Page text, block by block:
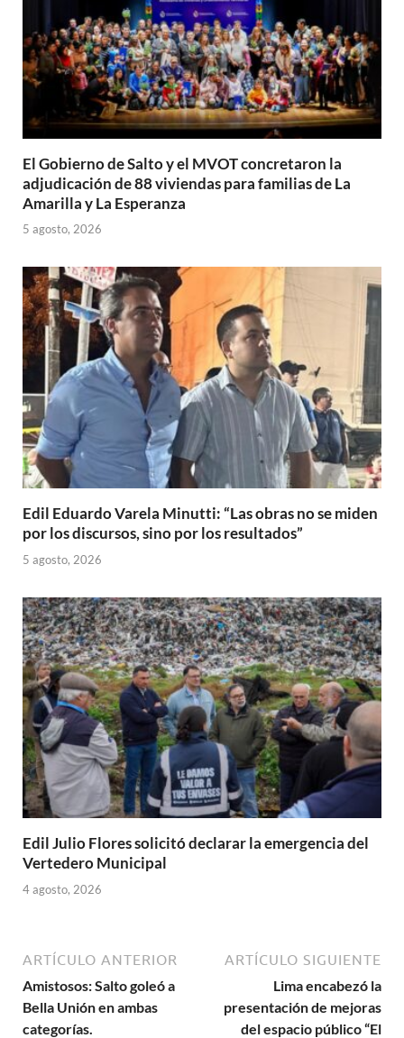
El Gobierno de Salto y el MVOT concretaron la
adjudicación de 88 viviendas para familias de La
Amarilla y La Esperanza
5 agosto, 2026
Edil Eduardo Varela Minutti: “Las obras no se miden
por los discursos, sino por los resultados”
5 agosto, 2026
Edil Julio Flores solicitó declarar la emergencia del
Vertedero Municipal
4 agosto, 2026
ARTÍCULO ANTERIOR
Amistosos: Salto goleó a
Bella Unión en ambas
categorías.
ARTÍCULO SIGUIENTE
Lima encabezó la
presentación de mejoras
del espacio público “El